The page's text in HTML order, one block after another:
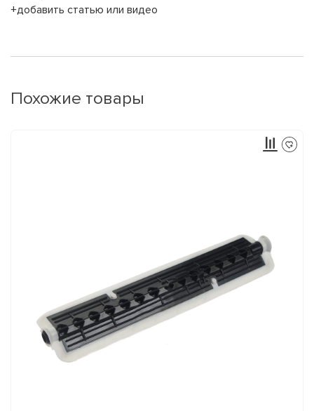
+добавить статью или видео
Похожие товары